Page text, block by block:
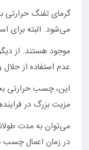
گرمای تفنگ حرارتی
می‌شود. البته برای
موجود هستند. از
عدم استفاده از
این، چسب حرارتی
مزیت بزرگ در
می‌توان به مدت
در زمان اعمال چسب